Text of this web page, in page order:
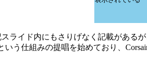
ライド内にもさりげなく記載があるが
いう仕組みの提唱を始めており、